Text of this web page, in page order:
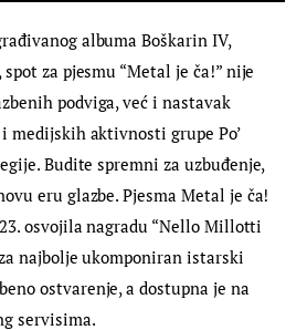
albuma Boškarin IV,
za pjesmu “Metal je ča!” nije
podviga, već i nastavak
medijskih aktivnosti grupe Po’
Budite spremni za uzbuđenje,
eru glazbe. Pjesma Metal je ča!
osvojila nagradu “Nello Millotti
najbolje ukomponiran istarski
ostvarenje, a dostupna je na
servisima.